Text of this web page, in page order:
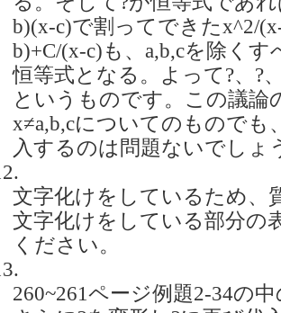
b)(x-c)で割ってできたx^2/
b)+C/(x-c)も、a,b,cを除く
恒等式となる。よって?、?
というものです。この議論
x≠a,b,cについてのものでも
入するのは問題ないでしょ
文字化けをしているため、
文字化けをしている部分の
ください。
260~261ページ例題2-34の